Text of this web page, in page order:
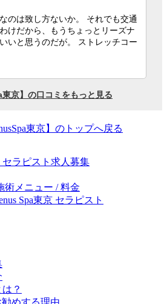
ラピスト求人募集
術メニュー / 料金
Spa東京 セラピスト
？